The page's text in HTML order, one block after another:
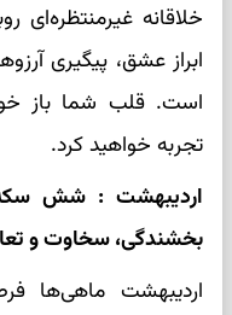
خلاقانه غیرمنتظره‌ای
ابراز عشق، پیگیری
است. قلب شما باز
تجربه خواهید کرد.
بخشندگی، سخاوت و
اردیبهشت ماهی‌ها